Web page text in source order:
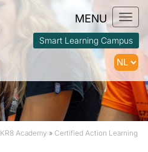
Smart Learning Campus
Academy » Certified Action Learning